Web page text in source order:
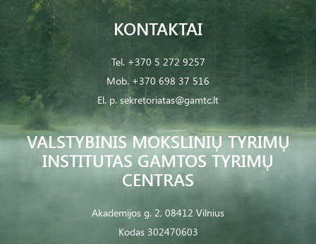
VALSTYBINIS MOKSLINIŲ TYRIMŲ
INSTITUTAS GAMTOS TYRIMŲ
CENTRAS
Akademijos g. 2, 08412 Vilnius
Kodas 302470603
KONTAKTAI
Tel. +370 5 272 9257
Mob. +370 698 37 516
El. p. sekretoriatas@gamtc.lt